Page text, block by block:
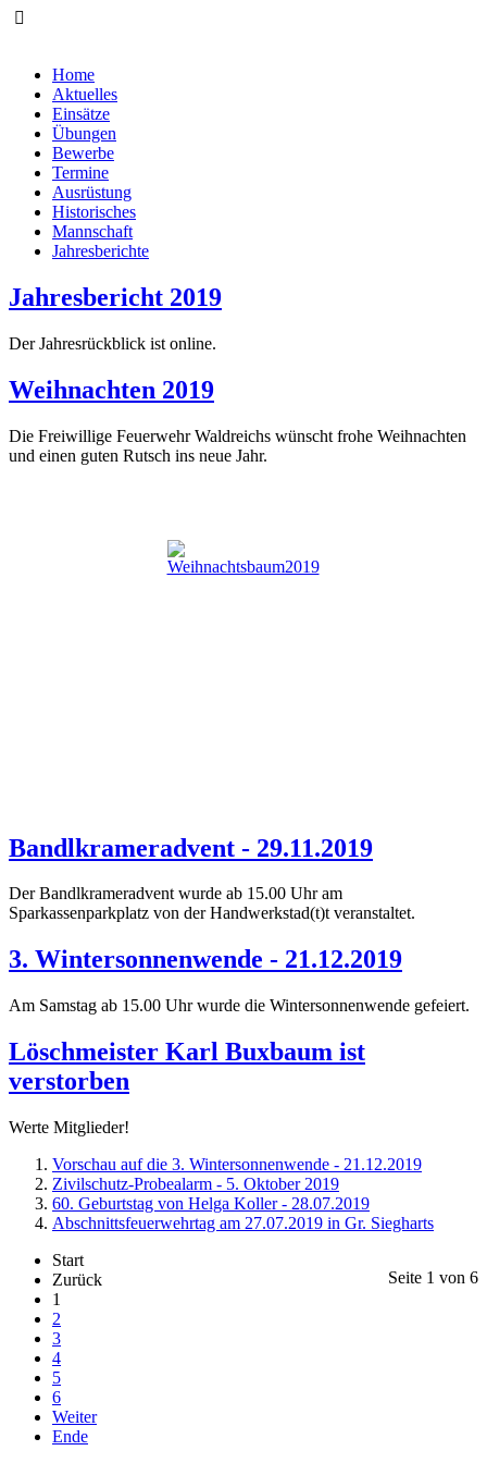
Home
Aktuelles
Einsätze
Übungen
Bewerbe
Termine
Ausrüstung
Historisches
Mannschaft
Jahresberichte
Jahresbericht 2019
Der Jahresrückblick ist online.
Weihnachten 2019
Die Freiwillige Feuerwehr Waldreichs wünscht frohe Weihnachten
und einen guten Rutsch ins neue Jahr.
Bandlkrameradvent - 29.11.2019
Der Bandlkrameradvent wurde ab 15.00 Uhr am
Sparkassenparkplatz von der Handwerkstad(t)t veranstaltet.
3. Wintersonnenwende - 21.12.2019
Am Samstag ab 15.00 Uhr wurde die Wintersonnenwende gefeiert.
Löschmeister Karl Buxbaum ist
verstorben
Werte Mitglieder!
Vorschau auf die 3. Wintersonnenwende - 21.12.2019
Zivilschutz-Probealarm - 5. Oktober 2019
60. Geburtstag von Helga Koller - 28.07.2019
Abschnittsfeuerwehrtag am 27.07.2019 in Gr. Siegharts
Seite 1 von 6
Start
Zurück
1
2
3
4
5
6
Weiter
Ende